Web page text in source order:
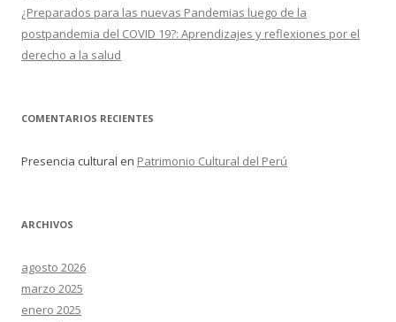
¿Preparados para las nuevas Pandemias luego de la
postpandemia del COVID 19?: Aprendizajes y reflexiones por el
derecho a la salud
COMENTARIOS RECIENTES
Presencia cultural en Patrimonio Cultural del Perú
ARCHIVOS
agosto 2026
marzo 2025
enero 2025